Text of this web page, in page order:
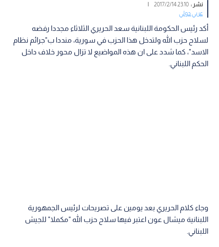
نشر :23:10 2017/2/14
|
عربي دولي
أكد رئيس الحكومة اللبنانية سعد الحريري الثلاثاء مجددا رفضه
لسلاح حزب الله ولتدخل هذا الحزب في سورية، منددا ب"جرائم نظام
الاسد"، كما شدد على ان هذه المواضيع لا تزال محور خلاف داخل
الحكم اللبناني.
وجاء كلام الحريري بعد يومين على تصريحات لرئيس الجمهورية
اللبنانية ميشال عون اعتبر فيها سلاح حزب الله "مكملا" للجيش
اللبناني.